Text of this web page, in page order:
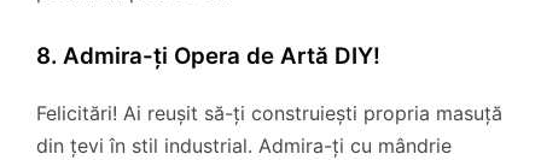
8. Admira-ți Opera de Artă DIY!
Felicitări! Ai reușit să-ți construiești propria masuță
din țevi în stil industrial. Admira-ți cu mândrie